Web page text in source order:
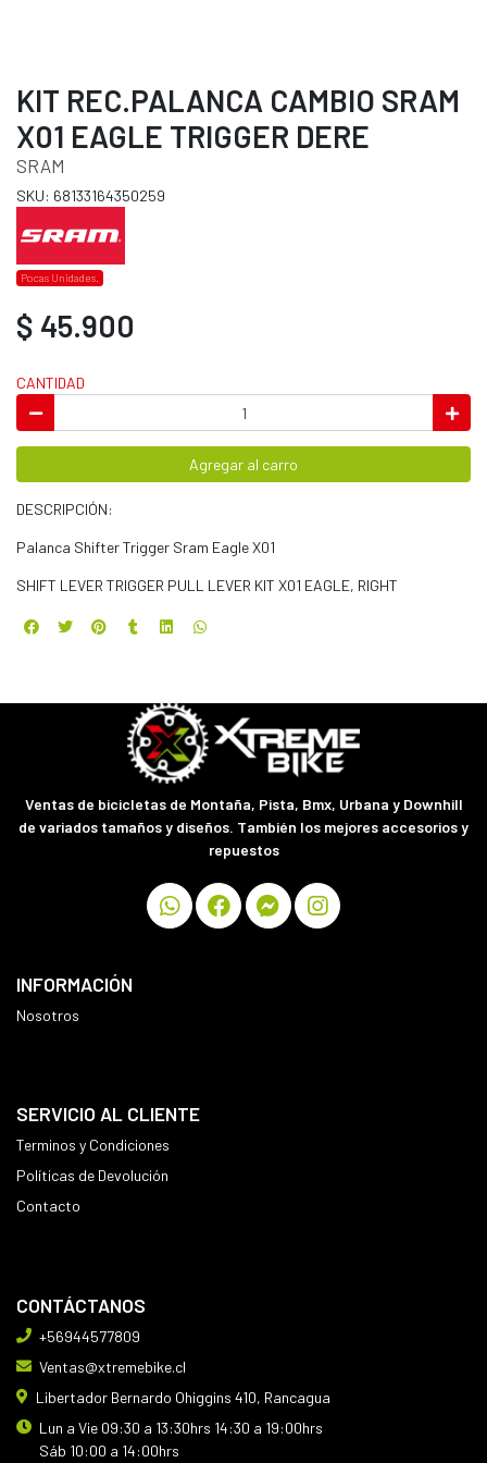
KIT REC.PALANCA CAMBIO SRAM
X01 EAGLE TRIGGER DERE
SRAM
SKU: 68133164350259
Pocas Unidades.
$ 45.900
CANTIDAD
Agregar al carro
DESCRIPCIÓN:
Palanca Shifter Trigger Sram Eagle X01
SHIFT LEVER TRIGGER PULL LEVER KIT X01 EAGLE, RIGHT
Ventas de bicicletas de Montaña, Pista, Bmx, Urbana y Downhill
de variados tamaños y diseños. También los mejores accesorios y
repuestos
INFORMACIÓN
Nosotros
SERVICIO AL CLIENTE
Terminos y Condiciones
Políticas de Devolución
Contacto
CONTÁCTANOS
+56944577809
Ventas@xtremebike.cl
Libertador Bernardo Ohiggins 410, Rancagua
Lun a Vie 09:30 a 13:30hrs 14:30 a 19:00hrs
Sáb 10:00 a 14:00hrs